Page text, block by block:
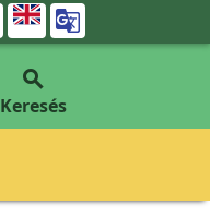


Keresés